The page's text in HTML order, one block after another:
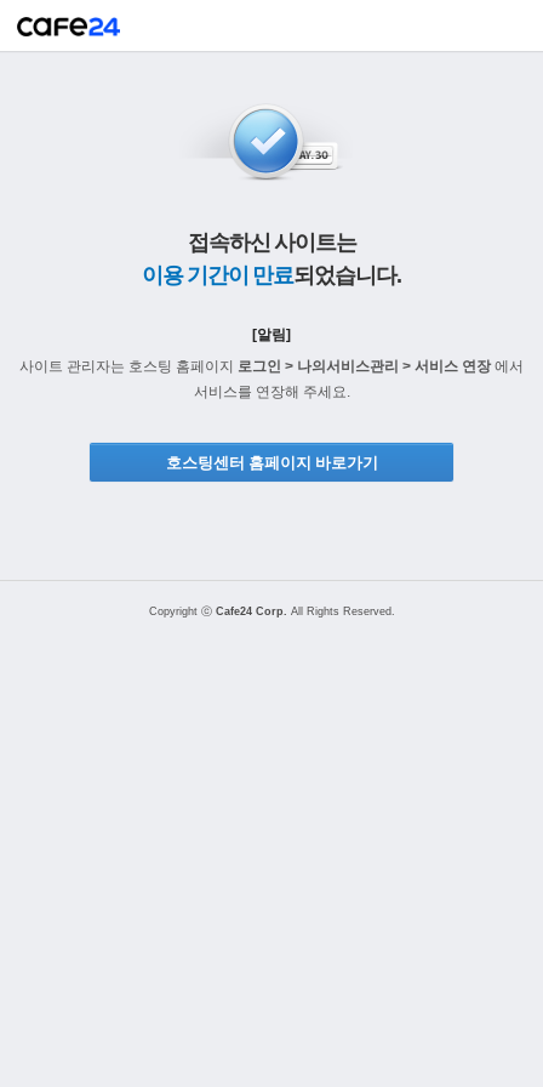
접속하신 사이트는
이용 기간이 만료되었습니다.
[알림]
사이트 관리자는 호스팅 홈페이지 로그인 > 나의서비스관리 > 서비스 연장에서
서비스를 연장해 주세요.
호스팅센터 홈페이지 바로가기
Copyright ⓒ Cafe24 Corp. All Rights Reserved.